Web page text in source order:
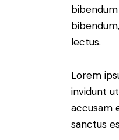
lectus.
Lorem
invidunt
accusam
sanctus